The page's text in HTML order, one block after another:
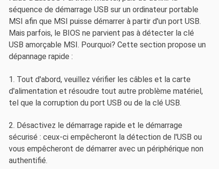
séquence de démarrage USB sur un ordinateur portable
MSI afin que MSI puisse démarrer à partir d'un port USB.
Mais parfois, le BIOS ne parvient pas à détecter la clé
USB amorçable MSI. Pourquoi? Cette section propose un
dépannage rapide :
1. Tout d'abord, veuillez vérifier les câbles et la carte
d'alimentation et résoudre tout autre problème matériel,
tel que la corruption du port USB ou de la clé USB.
2. Désactivez le démarrage rapide et le démarrage
sécurisé : ceux-ci empêcheront la détection de l'USB ou
vous empêcheront de démarrer avec un périphérique non
authentifié.